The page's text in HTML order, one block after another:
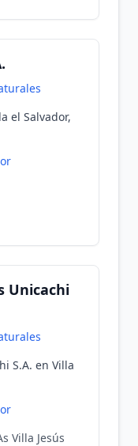
el Salvador,
Unicachi
S.A. en Villa
Villa Jesús